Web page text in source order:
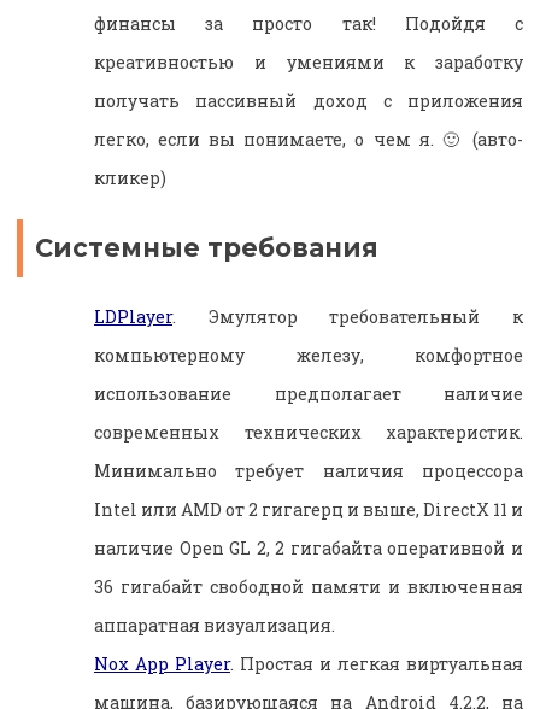
финансы за просто так! Подойдя с
креативностью и умениями к заработку
получать пассивный доход с приложения
легко, если вы понимаете, о чем я. 🙂 (авто-
кликер)
Системные требования
LDPlayer. Эмулятор требовательный к
компьютерному железу, комфортное
использование предполагает наличие
современных технических характеристик.
Минимально требует наличия процессора
Intel или AMD от 2 гигагерц и выше, DirectX 11 и
наличие Open GL 2, 2 гигабайта оперативной и
36 гигабайт свободной памяти и включенная
аппаратная визуализация.
Nox App Player. Простая и легкая виртуальная
машина, базирующаяся на Android 4.2.2, на